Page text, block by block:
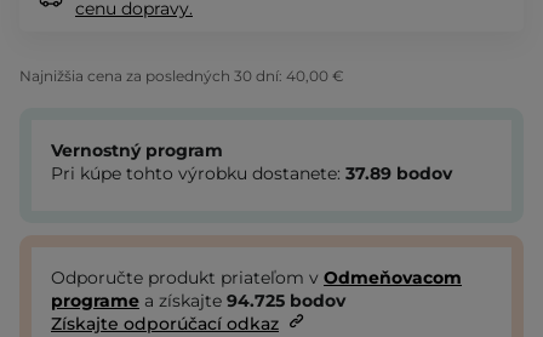
cenu dopravy.
Najnižšia cena za posledných 30 dní: 40,00 €
Vernostný program
Pri kúpe tohto výrobku dostanete: 37.89 bodov
Odporučte produkt priateľom v Odmeňovacom
programe a získajte 94.725 bodov
Získajte odporúčací odkaz